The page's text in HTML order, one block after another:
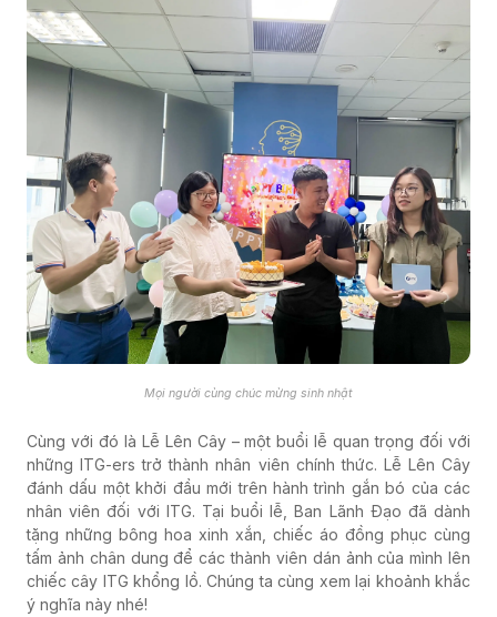
Mọi người cùng chúc mừng sinh nhật
Cùng với đó là Lễ Lên Cây – một buổi lễ quan trọng đối với
những ITG-ers trở thành nhân viên chính thức. Lễ Lên Cây
đánh dấu một khởi đầu mới trên hành trình gắn bó của các
nhân viên đối với ITG. Tại buổi lễ, Ban Lãnh Đạo đã dành
tặng những bông hoa xinh xắn, chiếc áo đồng phục cùng
tấm ảnh chân dung để các thành viên dán ảnh của mình lên
chiếc cây ITG khổng lồ. Chúng ta cùng xem lại khoảnh khắc
ý nghĩa này nhé!